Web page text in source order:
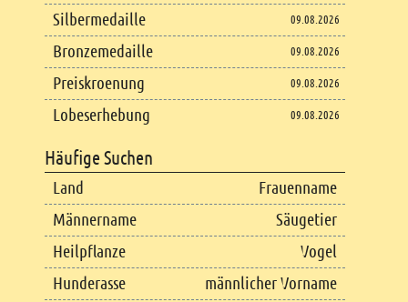
Silbermedaille 09.08.2026
Bronzemedaille 09.08.2026
Preiskroenung 09.08.2026
Lobeserhebung 09.08.2026
Häufige Suchen
Land
Frauenname
Männername
Säugetier
Heilpflanze
Vogel
Hunderasse
männlicher Vorname